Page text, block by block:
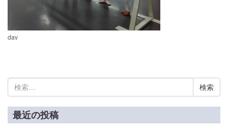
dav
検
索:
最近の投稿